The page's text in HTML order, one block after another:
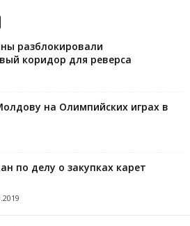
разблокировали
коридор для реверса
на Олимпийских играх в
по делу о закупках карет